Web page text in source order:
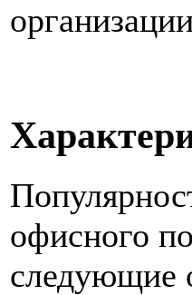
офисного
следующие